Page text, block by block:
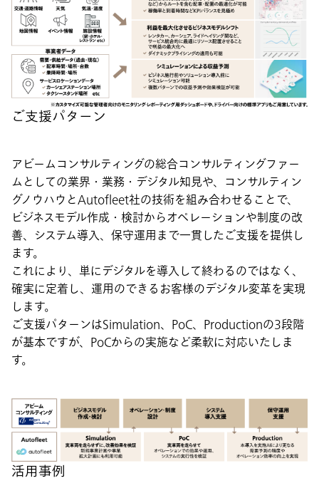
ご支援パターン
アビームコンサルティングの総合コンサルティングファー
ムとしての業界・業務・デジタル知見や、コンサルティン
グノウハウとAutofleet社の技術を組み合わせることで、
ビジネスモデル作成・検討からオペレーションや制度の改
善、システム導入、保守運用まで一貫したご支援を提供し
ます。
これにより、単にデジタルを導入して終わるのではなく、
確実に定着し、運用のできるお客様のデジタル変革を実現
します。
ご支援パターンはSimulation、PoC、Productionの3段階
が基本ですが、PoCからの実施など柔軟に対応いたしま
す。
活用事例